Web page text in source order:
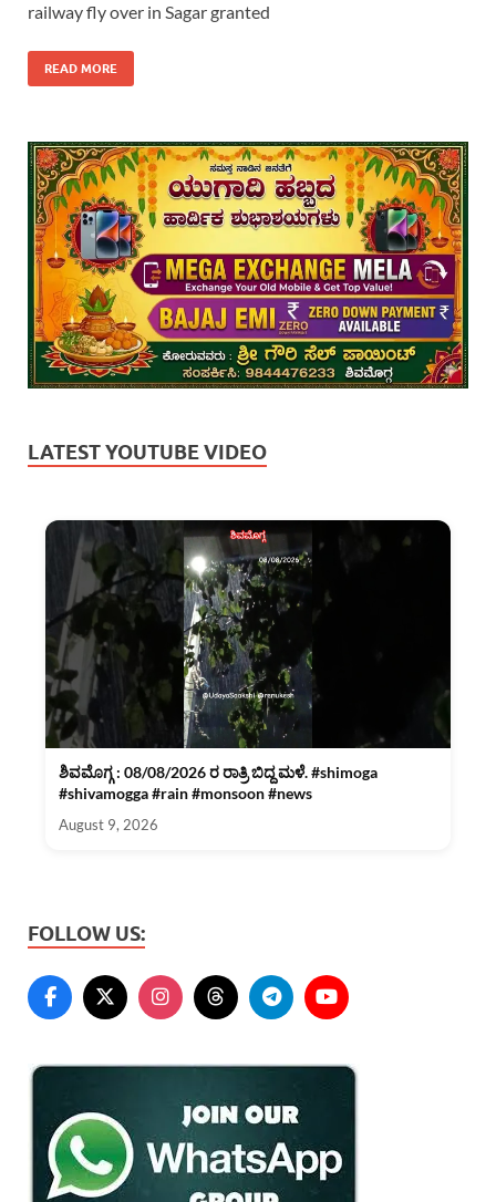
railway fly over in Sagar granted
READ MORE
LATEST YOUTUBE VIDEO
ಶಿವಮೊಗ್ಗ : 08/08/2026 ರ ರಾತ್ರಿ ಬಿದ್ದ ಮಳೆ. #shimoga
#shivamogga #rain #monsoon #news
August 9, 2026
FOLLOW US: